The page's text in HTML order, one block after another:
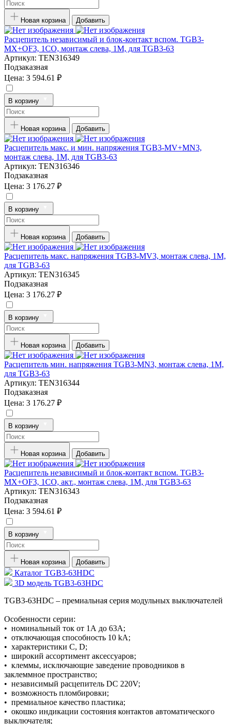
Новая корзина Добавить
Расцепитель независимый и блок-контакт вспом. TGB3-
MX+OF3, 1CO, монтаж слева, 1M, для TGB3-63
Артикул: TEN316349
Подзаказная
Цена: 3 594.61 ₽
В корзину
Новая корзина Добавить
Расцепитель макс. и мин. напряжения TGB3-MV+MN3,
монтаж слева, 1M, для TGB3-63
Артикул: TEN316346
Подзаказная
Цена: 3 176.27 ₽
В корзину
Новая корзина Добавить
Расцепитель макс. напряжения TGB3-MV3, монтаж слева, 1M,
для TGB3-63
Артикул: TEN316345
Подзаказная
Цена: 3 176.27 ₽
В корзину
Новая корзина Добавить
Расцепитель мин. напряжения TGB3-MN3, монтаж слева, 1M,
для TGB3-63
Артикул: TEN316344
Подзаказная
Цена: 3 176.27 ₽
В корзину
Новая корзина Добавить
Расцепитель независимый и блок-контакт вспом. TGB3-
MX+OF3, 1CO, акт., монтаж слева, 1M, для TGB3-63
Артикул: TEN316343
Подзаказная
Цена: 3 594.61 ₽
В корзину
Новая корзина Добавить
Каталог TGB3-63HDC
3D модель TGB3-63HDC
TGB3-63HDC – премиальная серия модульных выключателей
Особенности серии:
• номинальный ток от 1А до 63А;
• отключающая способность 10 kA;
• характеристики С, D;
• широкий ассортимент аксессуаров;
• клеммы, исключающие заведение проводников в
заклеммное пространство;
• независимый расцепитель DC 220V;
• возможность пломбировки;
• премиальное качество пластика;
• окошко индикации состояния контактов автоматического
выключателя;